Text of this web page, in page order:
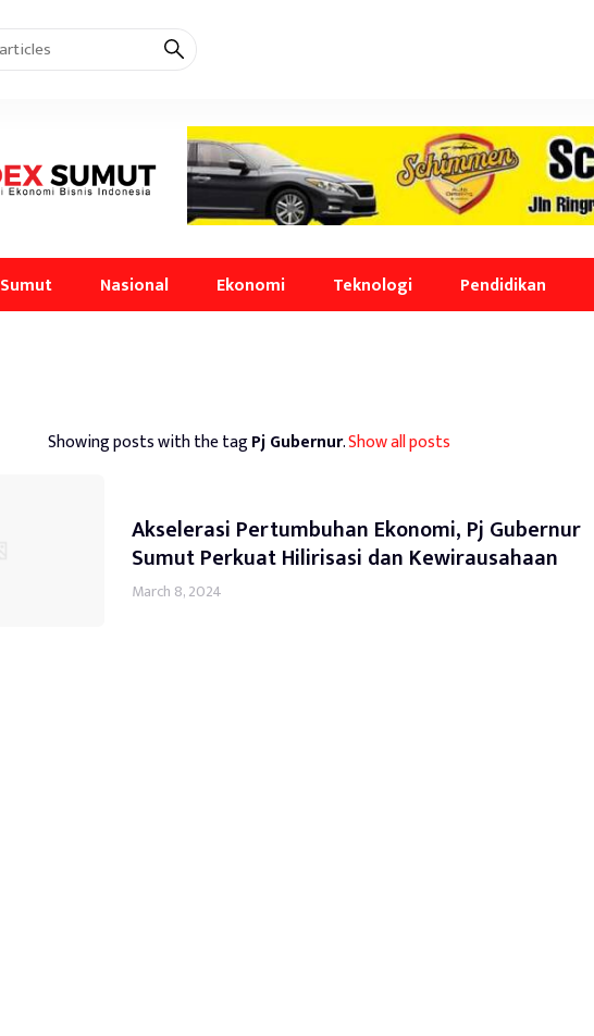
Sumut Nasional Ekonomi Teknologi Pendidikan
Showing posts with the tagPj Gubernur.Show all posts
Akselerasi Pertumbuhan Ekonomi, Pj Gubernur
Sumut Perkuat Hilirisasi dan Kewirausahaan
March 8, 2024